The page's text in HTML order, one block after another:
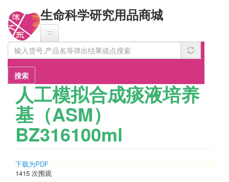
生命科学研究用品商城
搜索
人工模拟合成痰液培养
基（ASM）
BZ316100ml
下载为PDF
1415 次围观